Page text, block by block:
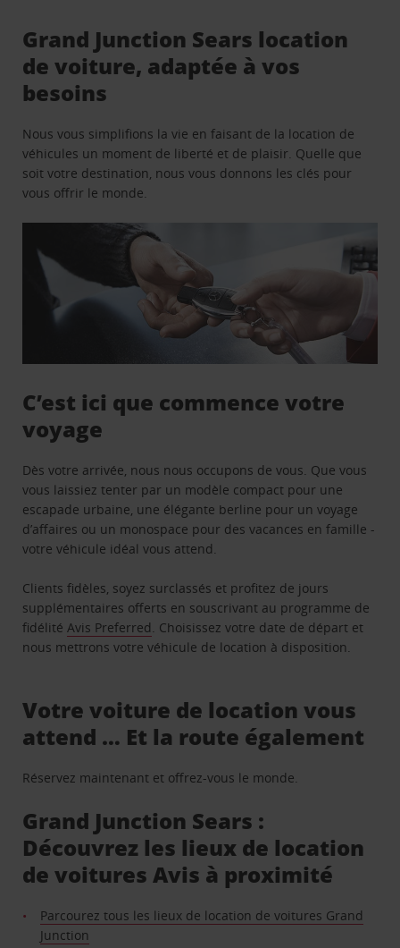
Grand Junction Sears location
de voiture, adaptée à vos
besoins
Nous vous simplifions la vie en faisant de la location de
véhicules un moment de liberté et de plaisir. Quelle que
soit votre destination, nous vous donnons les clés pour
vous offrir le monde.
C’est ici que commence votre
voyage
Dès votre arrivée, nous nous occupons de vous. Que vous
vous laissiez tenter par un modèle compact pour une
escapade urbaine, une élégante berline pour un voyage
d’affaires ou un monospace pour des vacances en famille -
votre véhicule idéal vous attend.
Clients fidèles, soyez surclassés et profitez de jours
supplémentaires offerts en souscrivant au programme de
fidélitéAvis Preferred. Choisissez votre date de départ et
nous mettrons votre véhicule de location à disposition.
Votre voiture de location vous
attend … Et la route également
Réservez maintenant et offrez-vous le monde.
Grand Junction Sears :
Découvrez les lieux de location
de voitures Avis à proximité
Parcourez tous les lieux de location de voitures Grand
Junction